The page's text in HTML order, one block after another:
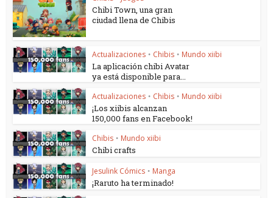
Chibi Town, una gran
ciudad llena de Chibis
Actualizaciones • Chibis • Mundo xiibi
La aplicación chibi Avatar
ya está disponible para...
Actualizaciones • Chibis • Mundo xiibi
¡Los xiibis alcanzan
150,000 fans en Facebook!
Chibis • Mundo xiibi
Chibi crafts
Jesulink Cómics • Manga
¡Raruto ha terminado!